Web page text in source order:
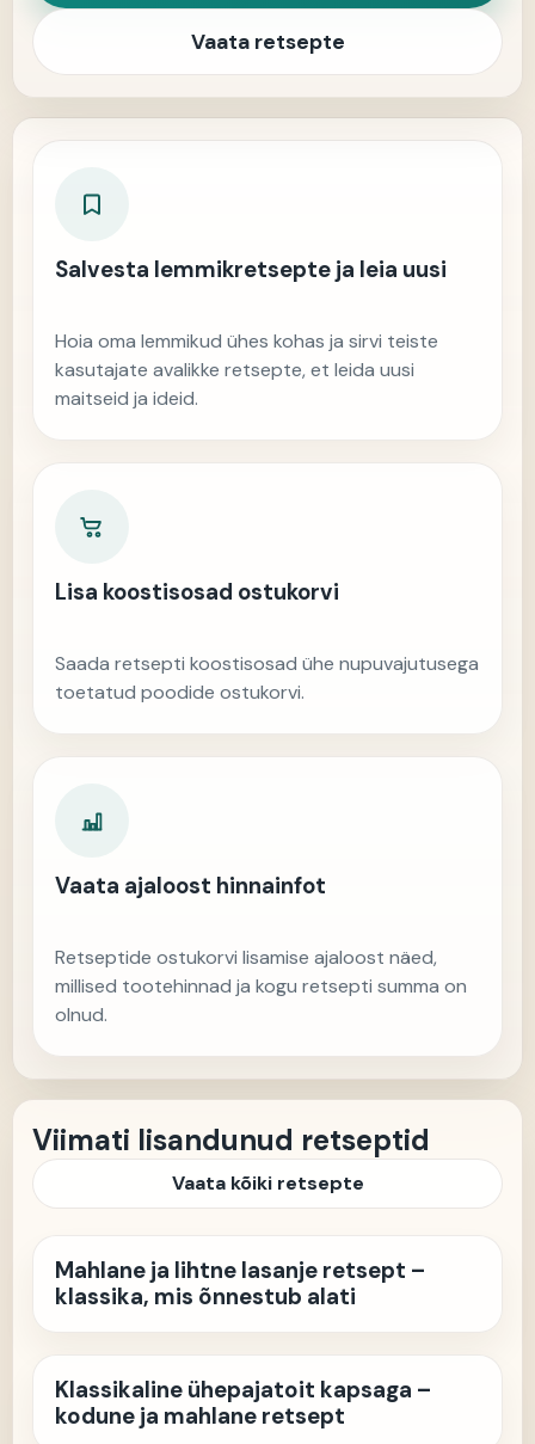
Vaata retsepte
Salvesta lemmikretsepte ja leia uusi
Hoia oma lemmikud ühes kohas ja sirvi teiste
kasutajate avalikke retsepte, et leida uusi
maitseid ja ideid.
Lisa koostisosad ostukorvi
Saada retsepti koostisosad ühe nupuvajutusega
toetatud poodide ostukorvi.
Vaata ajaloost hinnainfot
Retseptide ostukorvi lisamise ajaloost näed,
millised tootehinnad ja kogu retsepti summa on
olnud.
Viimati lisandunud retseptid
Vaata kõiki retsepte
Mahlane ja lihtne lasanje retsept –
klassika, mis õnnestub alati
Klassikaline ühepajatoit kapsaga –
kodune ja mahlane retsept